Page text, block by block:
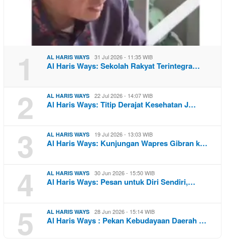
1 AL HARIS WAYS 31 Jul 2026 - 11:35 WIB
Al Haris Ways: Sekolah Rakyat Terintegra…
2 AL HARIS WAYS 22 Jul 2026 - 14:07 WIB
Al Haris Ways: Titip Derajat Kesehatan J…
3 AL HARIS WAYS 19 Jul 2026 - 13:03 WIB
Al Haris Ways: Kunjungan Wapres Gibran k…
4 AL HARIS WAYS 30 Jun 2026 - 15:50 WIB
Al Haris Ways: Pesan untuk Diri Sendiri,…
5 AL HARIS WAYS 28 Jun 2026 - 15:14 WIB
Al Haris Ways : Pekan Kebudayaan Daerah …